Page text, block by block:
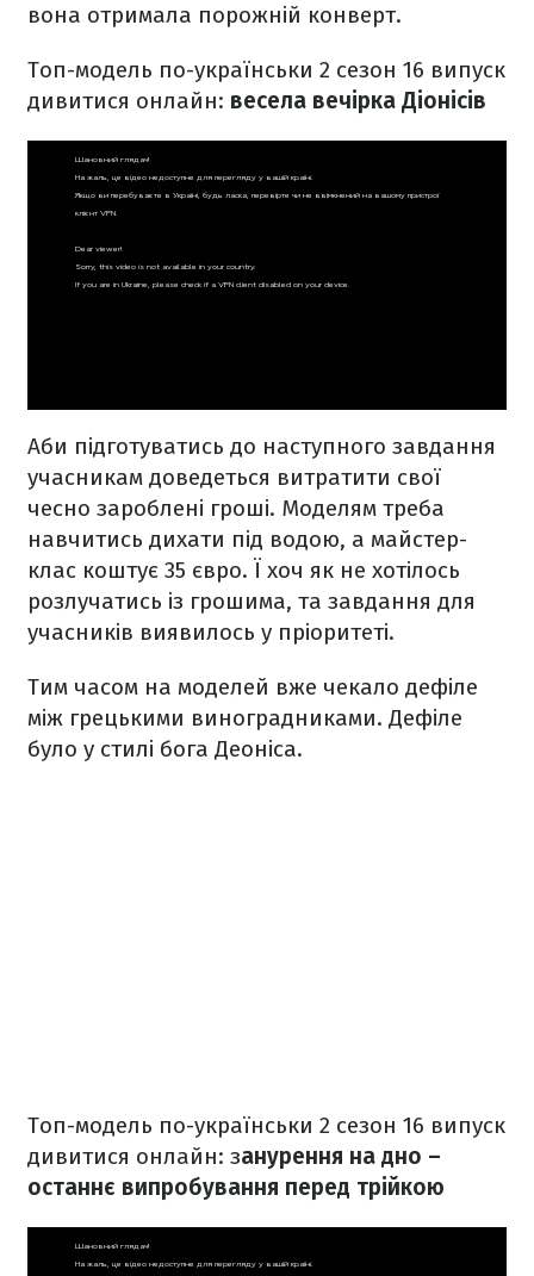
вона отримала порожній конверт.
Топ-модель по-українськи 2 сезон 16 випуск
дивитися онлайн: весела вечірка Діонісів
Аби підготуватись до наступного завдання
учасникам доведеться витратити свої
чесно зароблені гроші. Моделям треба
навчитись дихати під водою, а майстер-
клас коштує 35 євро. Ї хоч як не хотілось
розлучатись із грошима, та завдання для
учасників виявилось у пріоритеті.
Тим часом на моделей вже чекало дефіле
між грецькими виноградниками. Дефіле
було у стилі бога Деоніса.
Топ-модель по-українськи 2 сезон 16 випуск
дивитися онлайн: занурення на дно –
останнє випробування перед трійкою